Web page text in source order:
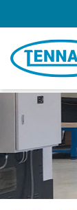
content
navigation
menu